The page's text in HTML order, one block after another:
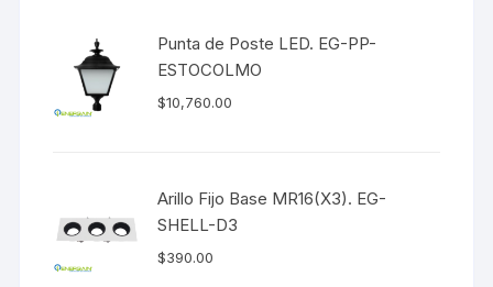
Punta de Poste LED. EG-PP-
ESTOCOLMO
$10,760.00
Arillo Fijo Base MR16(X3). EG-
SHELL-D3
$390.00